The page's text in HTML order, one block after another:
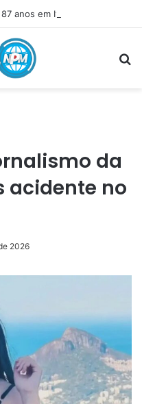
anos em Itainópolis
da
acidente no
2026